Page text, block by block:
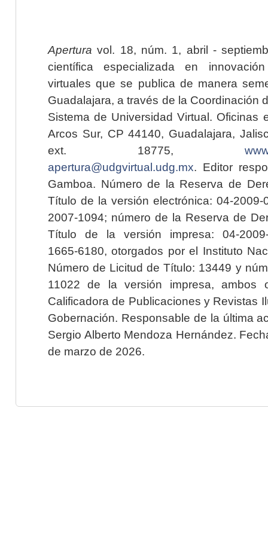
Apertura vol. 18, núm. 1, abril -
científica especializada en
virtuales que se publica de manera
Guadalajara, a través de la Coordinación
Sistema de Universidad Virtual. Oficinas
Arcos Sur, CP 44140, Guadalajara,
ext. 18775,
apertura@udgvirtual.udg.mx. Editor
Gamboa. Número de la Reserva de
Título de la versión electrónica: 04-2009-
2007-1094; número de la Reserva de
Título de la versión impresa: 04-2009-
1665-6180, otorgados por el Instituto
Número de Licitud de Título: 13449 y
11022 de la versión impresa, ambos
Calificadora de Publicaciones y Revistas
Gobernación. Responsable de la última
Sergio Alberto Mendoza Hernández.
de marzo de 2026.